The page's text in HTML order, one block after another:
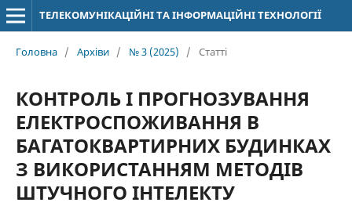
ТЕЛЕКОМУНІКАЦІЙНІ ТА ІНФОРМАЦІЙНІ ТЕХНОЛОГІЇ
Головна / Архіви / № 3 (2025) / Статті
КОНТРОЛЬ І ПРОГНОЗУВАННЯ
ЕЛЕКТРОСПОЖИВАННЯ В
БАГАТОКВАРТИРНИХ БУДИНКАХ
З ВИКОРИСТАННЯМ МЕТОДІВ
ШТУЧНОГО ІНТЕЛЕКТУ